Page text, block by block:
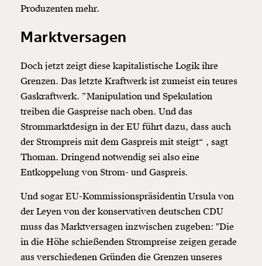
Produzenten mehr.
Marktversagen
Doch jetzt zeigt diese kapitalistische Logik ihre
Grenzen. Das letzte Kraftwerk ist zumeist ein teures
Gaskraftwerk. ”Manipulation und Spekulation
treiben die Gaspreise nach oben. Und das
Strommarktdesign in der EU führt dazu, dass auch
der Strompreis mit dem Gaspreis mit steigt“ , sagt
Thoman. Dringend notwendig sei also eine
Entkoppelung von Strom- und Gaspreis.
Und sogar EU-Kommissionspräsidentin Ursula von
der Leyen von der konservativen deutschen CDU
muss das Marktversagen inzwischen zugeben: "Die
in die Höhe schießenden Strompreise zeigen gerade
aus verschiedenen Gründen die Grenzen unseres